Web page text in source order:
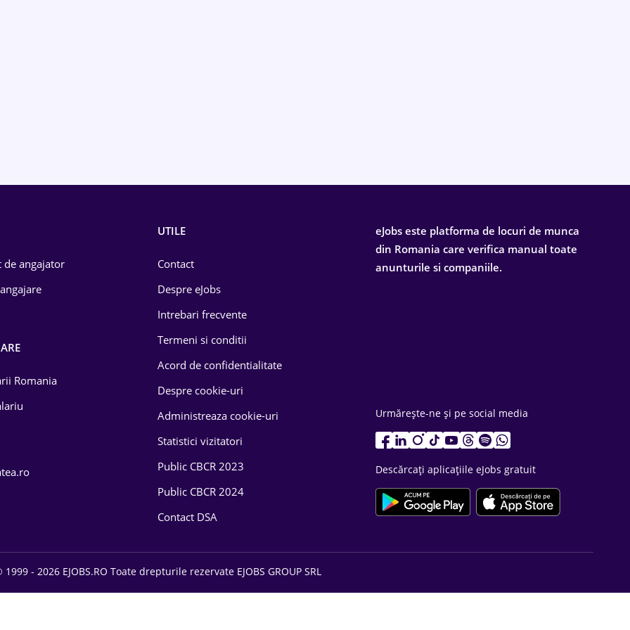
de angajator
Romania
UTILE
Contact
Despre eJobs
Intrebari frecvente
Termeni si conditii
Acord de confidentialitate
Despre cookie-uri
Administreaza cookie-uri
Statistici vizitatori
Public CBCR 2023
Public CBCR 2024
Contact DSA
eJobs este platforma de locuri de munca
din Romania care verifica manual toate
anunturile si companiile.
Urmărește-ne și pe social media
Descărcați aplicațiile eJobs gratuit
1999 - 2026 EJOBS.RO Toate drepturile rezervate EJOBS GROUP SRL